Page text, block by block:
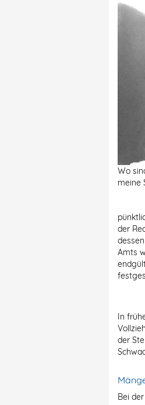
Wo
meine
der
Amts
In
der
Bei